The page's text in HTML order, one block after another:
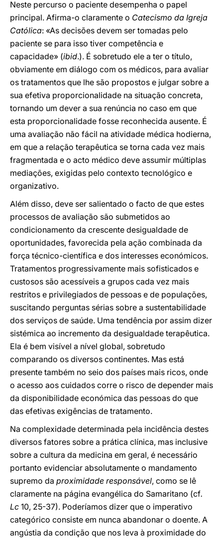
Neste percurso o paciente desempenha o papel
principal. Afirma-o claramente o Catecismo da Igreja
Católica: «As decisões devem ser tomadas pelo
paciente se para isso tiver competência e
capacidade» (ibid.). É sobretudo ele a ter o título,
obviamente em diálogo com os médicos, para avaliar
os tratamentos que lhe são propostos e julgar sobre a
sua efetiva proporcionalidade na situação concreta,
tornando um dever a sua renúncia no caso em que
esta proporcionalidade fosse reconhecida ausente. É
uma avaliação não fácil na atividade médica hodierna,
em que a relação terapêutica se torna cada vez mais
fragmentada e o acto médico deve assumir múltiplas
mediações, exigidas pelo contexto tecnológico e
organizativo.
Além disso, deve ser salientado o facto de que estes
processos de avaliação são submetidos ao
condicionamento da crescente desigualdade de
oportunidades, favorecida pela ação combinada da
força técnico-científica e dos interesses económicos.
Tratamentos progressivamente mais sofisticados e
custosos são acessíveis a grupos cada vez mais
restritos e privilegiados de pessoas e de populações,
suscitando perguntas sérias sobre a sustentabilidade
dos serviços de saúde. Uma tendência por assim dizer
sistémica ao incremento da desigualdade terapêutica.
Ela é bem visível a nível global, sobretudo
comparando os diversos continentes. Mas está
presente também no seio dos países mais ricos, onde
o acesso aos cuidados corre o risco de depender mais
da disponibilidade económica das pessoas do que
das efetivas exigências de tratamento.
Na complexidade determinada pela incidência destes
diversos fatores sobre a prática clínica, mas inclusive
sobre a cultura da medicina em geral, é necessário
portanto evidenciar absolutamente o mandamento
supremo da proximidade responsável, como se lê
claramente na página evangélica do Samaritano (cf.
Lc 10, 25-37). Poderíamos dizer que o imperativo
categórico consiste em nunca abandonar o doente. A
angústia da condição que nos leva à proximidade do